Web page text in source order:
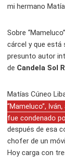
mi hermano
Sobre
cárcel y que
presunto autor
de Candela Sol
Matías Cúneo
“Mameluco”,
fue condenado
después de esa
chofer de un
Hoy carga con